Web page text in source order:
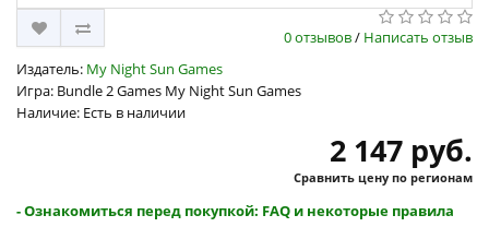
0 отзывов/ Написать отзыв
Издатель: My Night Sun Games
Игра: Bundle 2 Games My Night Sun Games
Наличие: Есть в наличии
2 147 руб.
Сравнить цену по регионам
- Ознакомиться перед покупкой: FAQ и некоторые правила